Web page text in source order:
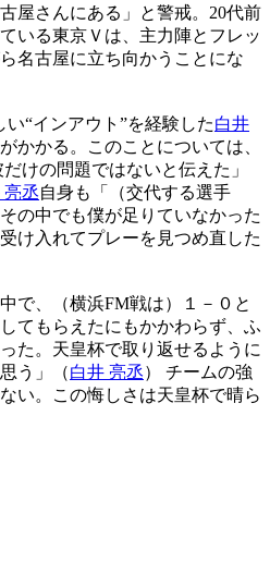
屋さんにある」と警戒。20代前
いる東京Ｖは、主力陣とフレッ
名古屋に立ち向かうことにな
“インアウト”を経験した白井
かかる。このことについては、
けの問題ではないと伝えた」
亮丞自身も「（交代する選手
の中でも僕が足りていなかった
け入れてプレーを見つめ直した
で、（横浜FM戦は）１－０と
てもらえたにもかかわらず、ふ
た。天皇杯で取り返せるように
う」（白井 亮丞） チームの強
い。この悔しさは天皇杯で晴ら